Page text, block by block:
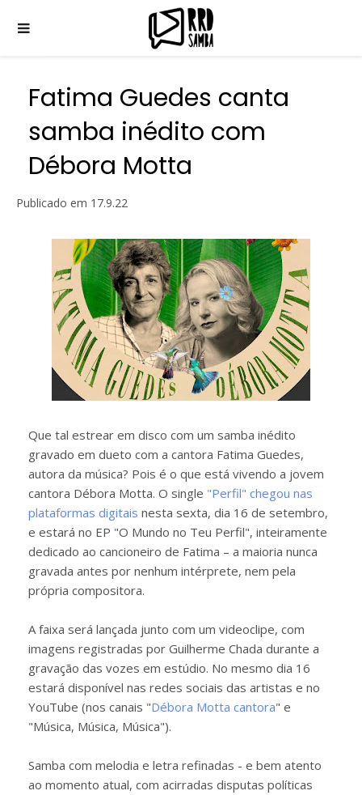
Fatima Guedes canta
samba inédito com
Débora Motta
Publicado em 17.9.22
Que tal estrear em disco com um samba inédito
gravado em dueto com a cantora Fatima Guedes,
autora da música? Pois é o que está vivendo a jovem
cantora Débora Motta. O single "Perfil" chegou nas
plataformas digitais nesta sexta, dia 16 de setembro,
e estará no EP "O Mundo no Teu Perfil", inteiramente
dedicado ao cancioneiro de Fatima – a maioria nunca
gravada antes por nenhum intérprete, nem pela
própria compositora.
A faixa será lançada junto com um videoclipe, com
imagens registradas por Guilherme Chada durante a
gravação das vozes em estúdio. No mesmo dia 16
estará disponível nas redes sociais das artistas e no
YouTube (nos canais "Débora Motta cantora" e
"Música, Música, Música").
Samba com melodia e letra refinadas - e bem atento
ao momento atual, com acirradas disputas políticas